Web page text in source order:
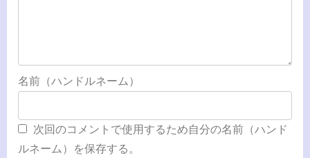
名前（ハンドルネーム）
次回のコメントで使用するため自分の名前（ハンド
ルネーム）を保存する。